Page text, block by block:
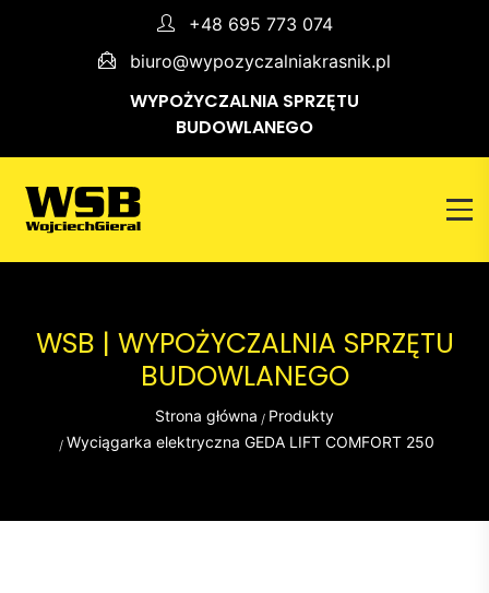
+48 695 773 074
biuro@wypozyczalniakrasnik.pl
WYPOŻYCZALNIA SPRZĘTU
BUDOWLANEGO
WSB | WYPOŻYCZALNIA SPRZĘTU
BUDOWLANEGO
Strona główna
Produkty
Wyciągarka elektryczna GEDA LIFT COMFORT 250